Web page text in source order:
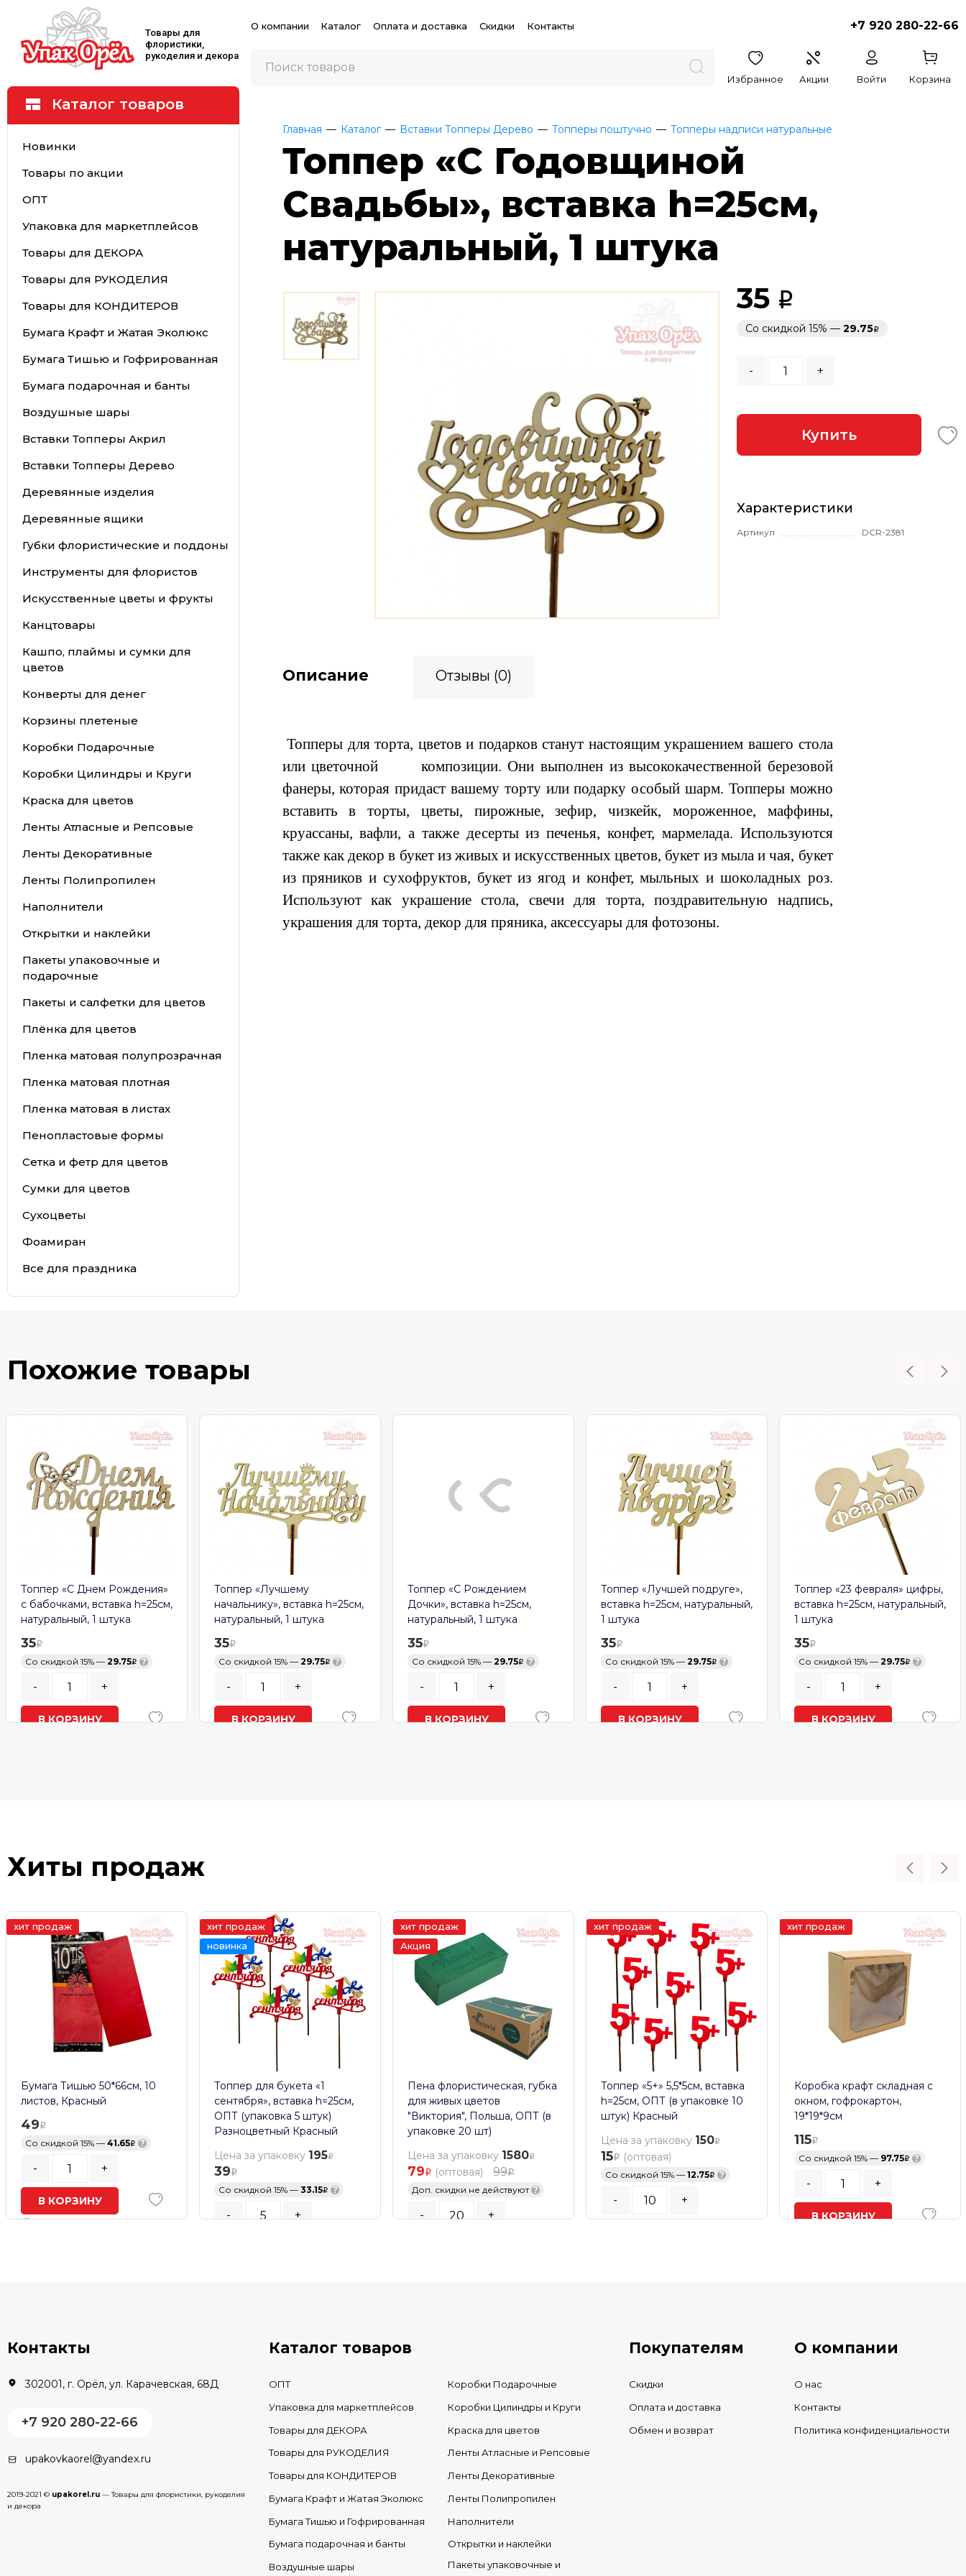
Товары для
флористики,
рукоделия и декора
О компании Каталог Оплата и доставка Скидки Контакты +7 920 280-22-66
Избранное Акции Войти Корзина
Каталог товаров
Новинки
Товары по акции
ОПТ
Упаковка для маркетплейсов
Товары для ДЕКОРА
Товары для РУКОДЕЛИЯ
Товары для КОНДИТЕРОВ
Бумага Крафт и Жатая Эколюкс
Бумага Тишью и Гофрированная
Бумага подарочная и банты
Воздушные шары
Вставки Топперы Акрил
Вставки Топперы Дерево
Деревянные изделия
Деревянные ящики
Губки флористические и поддоны
Инструменты для флористов
Искусственные цветы и фрукты
Канцтовары
Кашпо, плаймы и сумки для
цветов
Конверты для денег
Корзины плетеные
Коробки Подарочные
Коробки Цилиндры и Круги
Краска для цветов
Ленты Атласные и Репсовые
Ленты Декоративные
Ленты Полипропилен
Наполнители
Открытки и наклейки
Пакеты упаковочные и
подарочные
Пакеты и салфетки для цветов
Плёнка для цветов
Пленка матовая полупрозрачная
Пленка матовая плотная
Пленка матовая в листах
Пенопластовые формы
Сетка и фетр для цветов
Сумки для цветов
Сухоцветы
Фоамиран
Все для праздника
Главная Каталог Вставки Топперы Дерево Топперы поштучно Топперы надписи натуральные
Топпер «С Годовщиной
Свадьбы», вставка h=25см,
натуральный, 1 штука
35
Со скидкой 15% — 29.75
- +
Купить
Характеристики
Артикул DCR-2381
Описание Отзывы (0)
Топперы для торта, цветов и подарков станут настоящим украшением вашего стола
или цветочной композиции. Они выполнен из высококачественной березовой
фанеры, которая придаст вашему торту или подарку особый шарм. Топперы можно
вставить в торты, цветы, пирожные, зефир, чизкейк, мороженное, маффины,
круассаны, вафли, а также десерты из печенья, конфет, мармелада. Используются
также как декор в букет из живых и искусственных цветов, букет из мыла и чая, букет
из пряников и сухофруктов, букет из ягод и конфет, мыльных и шоколадных роз.
Используют как украшение стола, свечи для торта, поздравительную надпись,
украшения для торта, декор для пряника, аксессуары для фотозоны.
Похожие товары
Топпер «С Днем Рождения»
с бабочками, вставка h=25см,
натуральный, 1 штука
35
Со скидкой 15% — 29.75 ?
В КОРЗИНУ
Топпер «Лучшему
начальнику», вставка h=25см,
натуральный, 1 штука
35
Со скидкой 15% — 29.75 ?
В КОРЗИНУ
Топпер «С Рождением
Дочки», вставка h=25см,
натуральный, 1 штука
35
Со скидкой 15% — 29.75 ?
В КОРЗИНУ
Топпер «Лучшей подруге»,
вставка h=25см, натуральный,
1 штука
35
Со скидкой 15% — 29.75 ?
В КОРЗИНУ
Топпер «23 февраля» цифры,
вставка h=25см, натуральный,
1 штука
35
Со скидкой 15% — 29.75 ?
В КОРЗИНУ
Хиты продаж
хит продаж
Бумага Тишью 50*66см, 10
листов, Красный
49
Со скидкой 15% — 41.65 ?
- +
В КОРЗИНУ
хит продаж
новинка
Топпер для букета «1
сентября», вставка h=25см,
ОПТ (упаковка 5 штук)
Разноцветный Красный
Цена за упаковку 195
39
Со скидкой 15% — 33.15 ?
- +
хит продаж
Акция
Пена флористическая, губка
для живых цветов
"Виктория", Польша, ОПТ (в
упаковке 20 шт)
Цена за упаковку 1580
79 (оптовая) 99
Доп. скидки не действуют ?
- +
хит продаж
Топпер «5+» 5,5*5см, вставка
h=25см, ОПТ (в упаковке 10
штук) Красный
Цена за упаковку 150
15 (оптовая)
Со скидкой 15% — 12.75 ?
- +
хит продаж
Коробка крафт складная с
окном, гофрокартон,
19*19*9см
115
Со скидкой 15% — 97.75 ?
- +
В КОРЗИНУ
Контакты
302001, г. Орёл, ул. Карачевская, 68Д
+7 920 280-22-66
upakovkaorel@yandex.ru
2019-2021 © upakorel.ru — Товары для флористики, рукоделия
и декора
Каталог товаров
ОПТ
Упаковка для маркетплейсов
Товары для ДЕКОРА
Товары для РУКОДЕЛИЯ
Товары для КОНДИТЕРОВ
Бумага Крафт и Жатая Эколюкс
Бумага Тишью и Гофрированная
Бумага подарочная и банты
Воздушные шары
Коробки Подарочные
Коробки Цилиндры и Круги
Краска для цветов
Ленты Атласные и Репсовые
Ленты Декоративные
Ленты Полипропилен
Наполнители
Открытки и наклейки
Пакеты упаковочные и
Покупателям
Скидки
Оплата и доставка
Обмен и возврат
О компании
О нас
Контакты
Политика конфиденциальности